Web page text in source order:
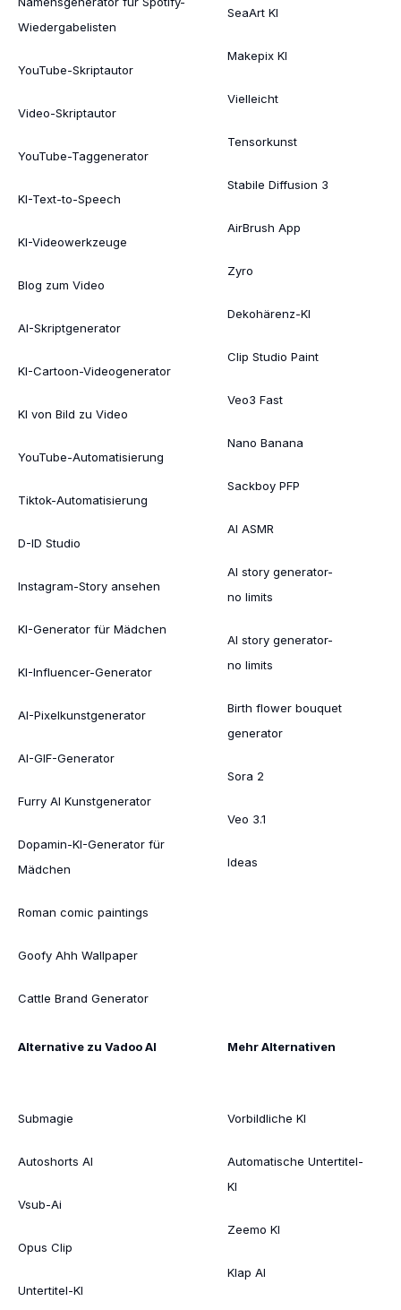
Wiedergabelisten
YouTube-Skriptautor
Video-Skriptautor
YouTube-Taggenerator
KI-Text-to-Speech
KI-Videowerkzeuge
Blog zum Video
AI-Skriptgenerator
KI-Cartoon-Videogenerator
KI von Bild zu Video
YouTube-Automatisierung
Tiktok-Automatisierung
D-ID Studio
Instagram-Story ansehen
KI-Generator für Mädchen
KI-Influencer-Generator
AI-Pixelkunstgenerator
AI-GIF-Generator
Furry AI Kunstgenerator
Dopamin-KI-Generator für
Mädchen
Roman comic paintings
Goofy Ahh Wallpaper
Cattle Brand Generator
SeaArt KI
Makepix KI
Vielleicht
Tensorkunst
Stabile Diffusion 3
AirBrush App
Zyro
Dekohärenz-KI
Clip Studio Paint
Veo3 Fast
Nano Banana
Sackboy PFP
AI ASMR
AI story generator-
no limits
AI story generator-
no limits
Birth flower bouquet
generator
Sora 2
Veo 3.1
Ideas
Alternative zu Vadoo AI
Submagie
Autoshorts AI
Vsub-Ai
Opus Clip
Untertitel-KI
Mehr Alternativen
Vorbildliche KI
Automatische Untertitel-
KI
Zeemo KI
Klap AI